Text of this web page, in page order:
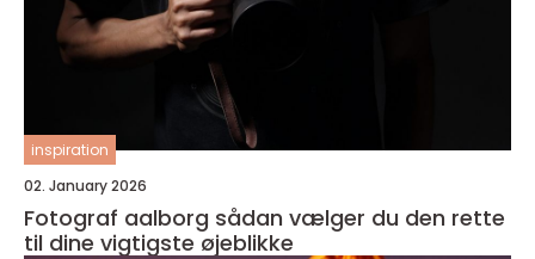
inspiration
02. January 2026
Fotograf aalborg sådan vælger du den rette
til dine vigtigste øjeblikke